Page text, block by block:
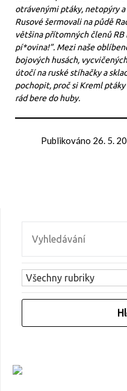
otrávenými ptáky, netopýry
Rusové šermovali na půdě
většina přítomných členů
pí*ovina!”. Mezi naše
bojových husách,
útočí na ruské stíhačky a
pochopit, proč si Kreml
rád bere do huby.
Publikováno 26. 5.